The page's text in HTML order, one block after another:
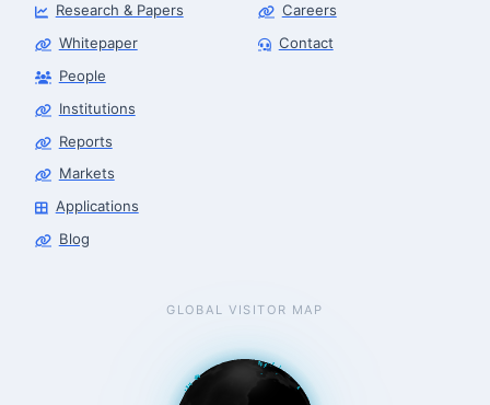
Research & Papers
Whitepaper
People
Institutions
Reports
Markets
Applications
Blog
Careers
Contact
GLOBAL VISITOR MAP
Robotics Advisor